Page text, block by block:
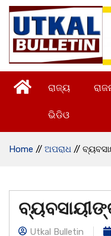
ରାଜ୍ୟ
ଭିଡିଓ
Home // ଅପରାଧ //
Utkal Bulletin